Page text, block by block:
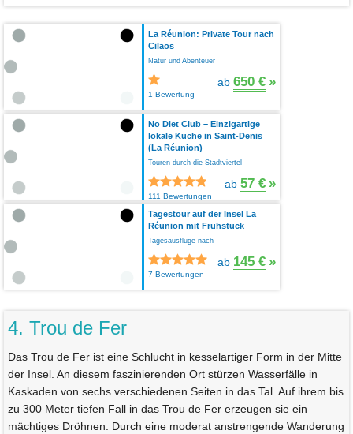
La Réunion: Private Tour nach
Cilaos
Natur und Abenteuer
1 Bewertung
ab 650 € »
No Diet Club – Einzigartige
lokale Küche in Saint-Denis
(La Réunion)
Touren durch die Stadtviertel
111 Bewertungen
ab 57 € »
Tagestour auf der Insel La
Réunion mit Frühstück
Tagesausflüge nach
7 Bewertungen
ab 145 € »
4. Trou de Fer
Das Trou de Fer ist eine Schlucht in kesselartiger Form in der Mitte
der Insel. An diesem faszinierenden Ort stürzen Wasserfälle in
Kaskaden von sechs verschiedenen Seiten in das Tal. Auf ihrem bis
zu 300 Meter tiefen Fall in das Trou de Fer erzeugen sie ein
mächtiges Dröhnen. Durch eine moderat anstrengende Wanderung